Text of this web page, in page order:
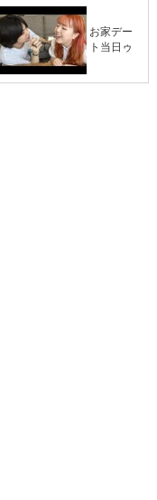
お家デー
ト当日ゥ